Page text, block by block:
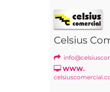
Celsius
WWW.